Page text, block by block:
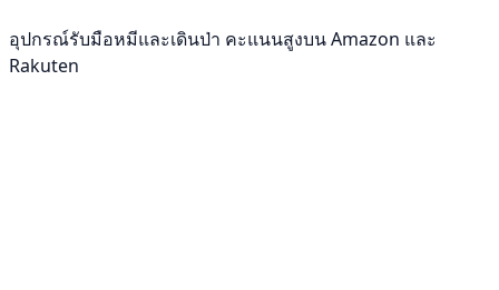
อุปกรณ์รับมือหมีและเดินป่า คะแนนสูงบน Amazon และ
Rakuten